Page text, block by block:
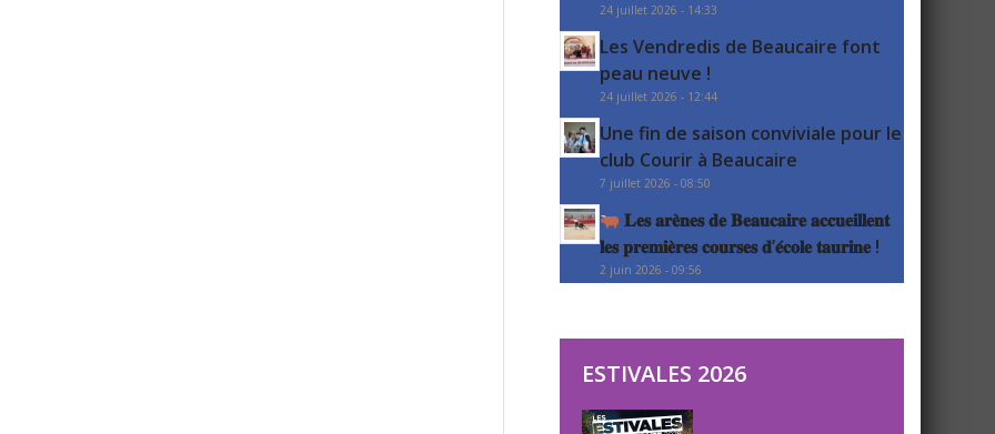
24 juillet 2026 - 14:33
Les Vendredis de Beaucaire font
peau neuve !
24 juillet 2026 - 12:44
Une fin de saison conviviale pour le
club Courir à Beaucaire
7 juillet 2026 - 08:50
𝐋𝐞𝐬 𝐚𝐫𝐞̀𝐧𝐞𝐬 𝐝𝐞 𝐁𝐞𝐚𝐮𝐜𝐚𝐢𝐫𝐞 𝐚𝐜𝐜𝐮𝐞𝐢𝐥𝐥𝐞𝐧𝐭
𝐥𝐞𝐬 𝐩𝐫𝐞𝐦𝐢𝐞̀𝐫𝐞𝐬 𝐜𝐨𝐮𝐫𝐬𝐞𝐬 𝐝’𝐞́𝐜𝐨𝐥𝐞 𝐭𝐚𝐮𝐫𝐢𝐧𝐞 !
2 juin 2026 - 09:56
ESTIVALES 2026